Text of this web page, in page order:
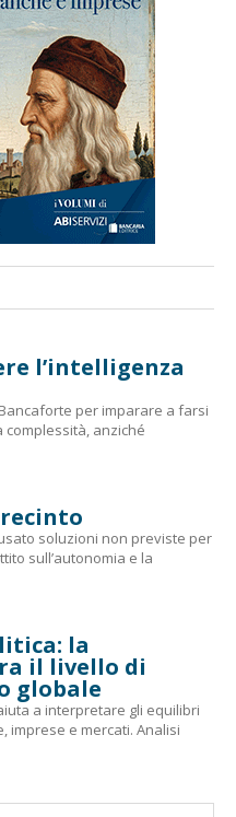
l’intelligenza
per imparare a farsi
anziché
recinto
soluzioni non previste per
sull’autonomia e la
la
il livello di
globale
a interpretare gli equilibri
imprese e mercati. Analisi